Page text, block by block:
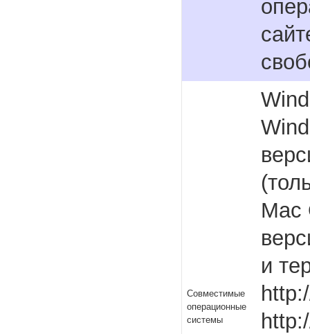
Совместимые
операционные
системы
Mac
и